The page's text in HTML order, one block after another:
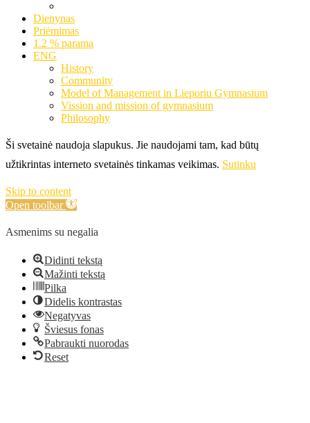
Dienynas
Priėmimas
1.2 % parama
ENG
History
Community
Model of Management in Lieporiu Gymnasium
Vission and mission of gymnasium
Philosophy
Ši svetainė naudoja slapukus. Jie naudojami tam, kad būtų
užtikrintas interneto svetainės tinkamas veikimas. Sutinku
Skip to content
Open toolbar
Asmenims su negalia
Didinti tekstą
Mažinti tekstą
Pilka
Didelis kontrastas
Negatyvas
Šviesus fonas
Pabraukti nuorodas
Reset